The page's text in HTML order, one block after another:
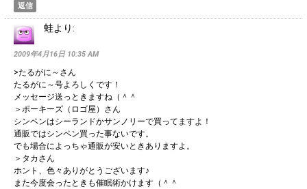
返信
蛙より:
2009年4月16日 10:35 AM
>たるがに～さん
たるがに～号よろしくです！
メッセージ送っときますね（＾＾
＞ポーキーズ（ロゴ屋）さん
シンペンはシーランドかサンノリーで買ってますよ！
通販ではシンペン買った事ないです。
でも場合によっちゃ通販が安いときありますよ。
＞タカさん
ホント、色々ありがとうございます♪
また今度会ったときも催眠術かけます（＾＾